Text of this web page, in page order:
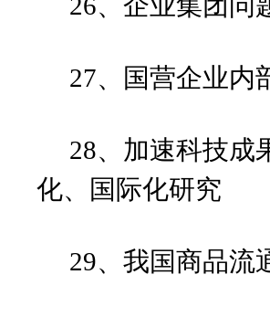
27、国营企业内
28、加速科技成
化、国际化研究
29、我国商品流